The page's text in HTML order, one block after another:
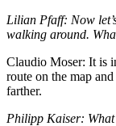
Lilian Pfaff: Now
walking around.
Claudio Moser: It is
route on the map
farther.
Philipp Kaiser: